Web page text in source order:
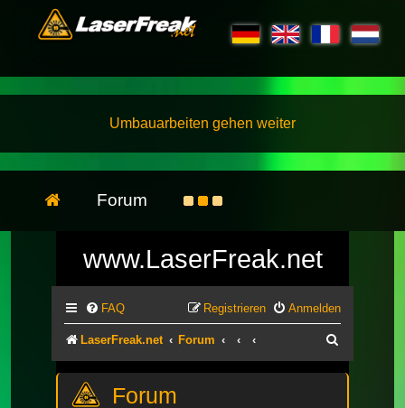
Umbauarbeiten gehen weiter
Forum
www.LaserFreak.net
FAQ Anmelden
Registrieren
LaserFreak.net Forum